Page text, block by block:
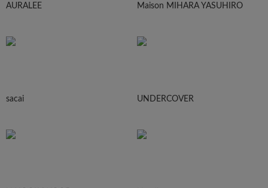
AURALEE Maison MIHARA YASUHIRO
sacai UNDERCOVER